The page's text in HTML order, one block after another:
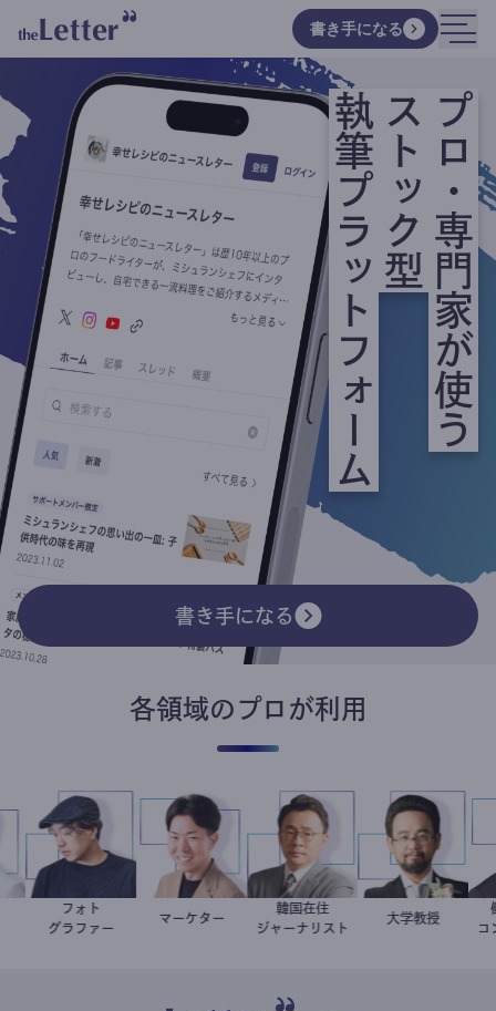
書き手になる
プロ・専門家が使う
ストック型
執筆プラットフォーム
書き手になる
各領域のプロが利用
別所隆弘
フォト
グラファー
室谷良平
マーケター 徐台教
韓国在住
ジャーナリスト
金谷一朗
大学教授